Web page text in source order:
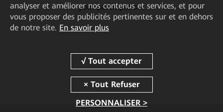
your participation.
analyser et améliorer nos contenus et services, et pour
vous proposer des publicités pertinentes sur et en dehors
de notre site. En savoir plus
PERSONNALISER >